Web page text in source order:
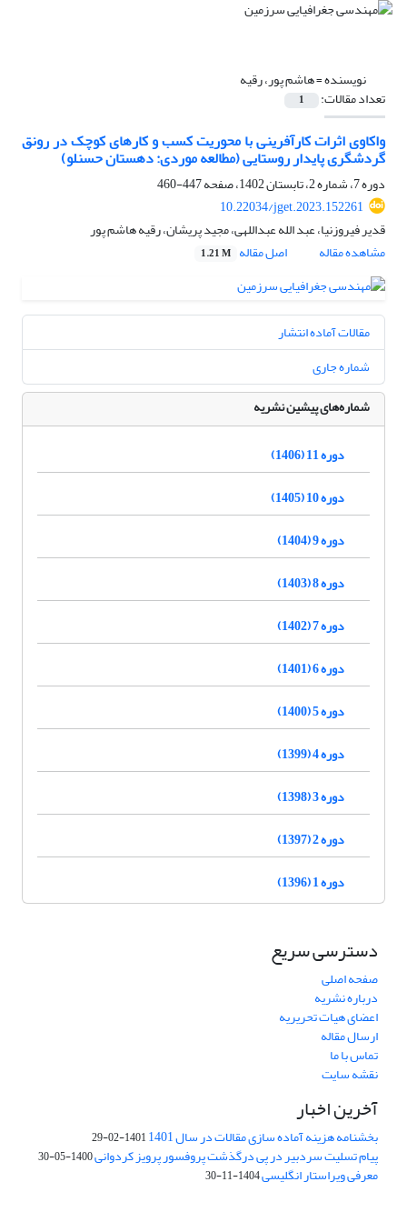
نویسنده =هاشم پور، رقیه
تعداد مقالات: 1
واکاوی اثرات کارآفرینی با محوریت کسب و کارهای کوچک در رونق
گردشگری پایدار روستایی (مطالعه موردی: دهستان حسنلو)
دوره 7، شماره 2، تابستان 1402، صفحه
447-460
10.22034/jget.2023.152261
قدیر فیروزنیا، عبد الله عبداللهی، مجید پریشان، رقیه هاشم پور
مشاهده مقاله
اصل مقاله 1.21 M
مقالات آماده انتشار
شماره جاری
شماره‌های پیشین نشریه
دوره 11 (1406)
دوره 10 (1405)
دوره 9 (1404)
دوره 8 (1403)
دوره 7 (1402)
دوره 6 (1401)
دوره 5 (1400)
دوره 4 (1399)
دوره 3 (1398)
دوره 2 (1397)
دوره 1 (1396)
دسترسی سریع
صفحه اصلی
درباره نشریه
اعضای هیات تحریریه
ارسال مقاله
تماس با ما
نقشه سایت
آخرین اخبار
بخشنامه هزینه آماده سازی مقالات در سال 1401 1401-02-29
پیام تسلیت سردبیر در پی درگذشت پروفسور پرویز کردوانی1400-05-30
معرفی ویراستار انگلیسی1404-11-30